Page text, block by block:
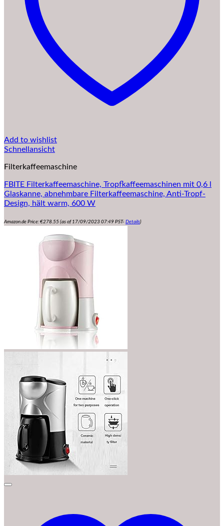
Add to wishlist
Schnellansicht
Filterkaffeemaschine
FBITE Filterkaffeemaschine, Tropfkaffeemaschinen mit 0,6 l
Glaskanne, abnehmbare Filterkaffeemaschine, Anti-Tropf-
Design, hält warm, 600 W
Amazon.de Price: €278.55 (as of 17/09/2023 07:49 PST- Details)